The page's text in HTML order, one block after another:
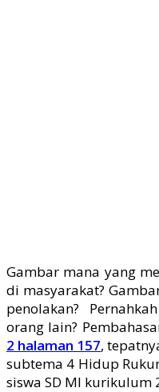
Gambar mana yang
di masyarakat?
penolakan?
orang lain?
2 halaman 157,
subtema 4 Hidup
siswa SD MI kurikulum